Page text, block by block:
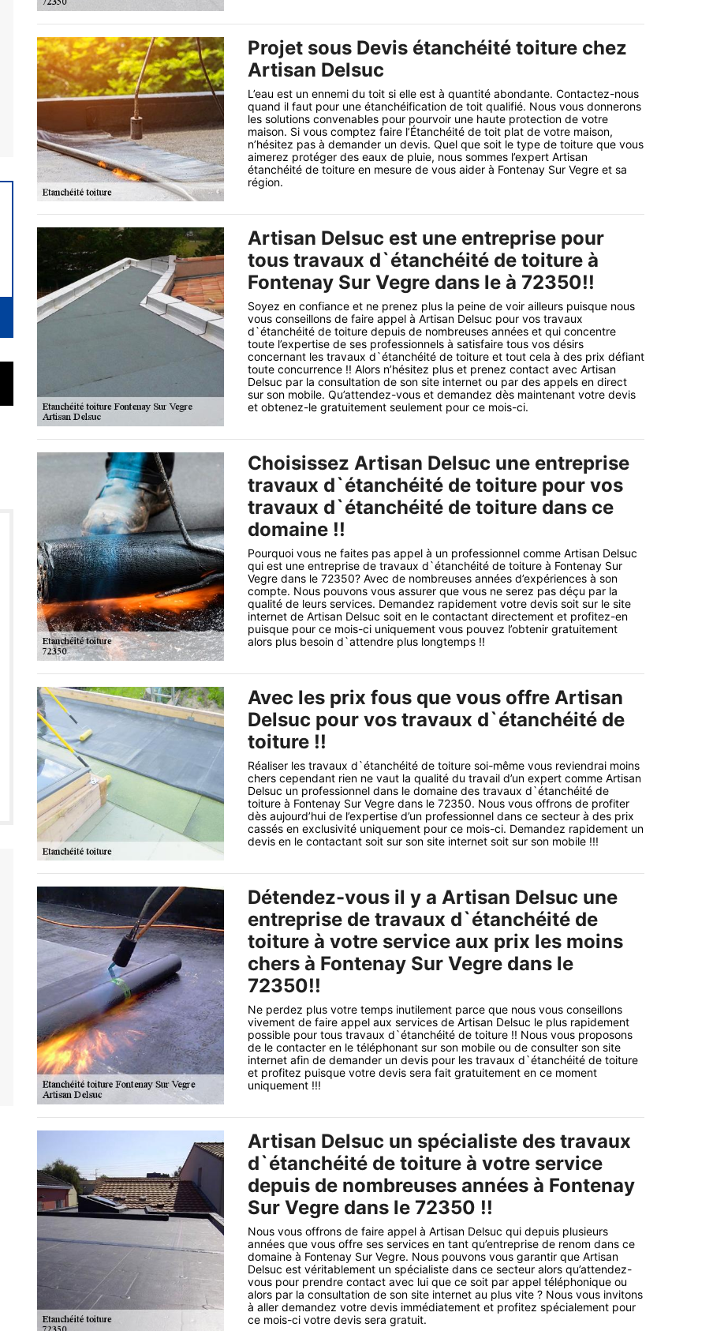
Projet sous Devis étanchéité toiture chez
Artisan Delsuc
L’eau est un ennemi du toit si elle est à quantité abondante. Contactez-nous
quand il faut pour une étanchéification de toit qualifié. Nous vous donnerons
les solutions convenables pour pourvoir une haute protection de votre
maison. Si vous comptez faire l’Étanchéité de toit plat de votre maison,
n’hésitez pas à demander un devis. Quel que soit le type de toiture que vous
aimerez protéger des eaux de pluie, nous sommes l’expert Artisan
étanchéité de toiture en mesure de vous aider à Fontenay Sur Vegre et sa
région.
Artisan Delsuc est une entreprise pour
tous travaux d`étanchéité de toiture à
Fontenay Sur Vegre dans le à 72350!!
Soyez en confiance et ne prenez plus la peine de voir ailleurs puisque nous
vous conseillons de faire appel à Artisan Delsuc pour vos travaux
d`étanchéité de toiture depuis de nombreuses années et qui concentre
toute l’expertise de ses professionnels à satisfaire tous vos désirs
concernant les travaux d`étanchéité de toiture et tout cela à des prix défiant
toute concurrence !! Alors n’hésitez plus et prenez contact avec Artisan
Delsuc par la consultation de son site internet ou par des appels en direct
sur son mobile. Qu’attendez-vous et demandez dès maintenant votre devis
et obtenez-le gratuitement seulement pour ce mois-ci.
Choisissez Artisan Delsuc une entreprise
travaux d`étanchéité de toiture pour vos
travaux d`étanchéité de toiture dans ce
domaine !!
Pourquoi vous ne faites pas appel à un professionnel comme Artisan Delsuc
qui est une entreprise de travaux d`étanchéité de toiture à Fontenay Sur
Vegre dans le 72350? Avec de nombreuses années d’expériences à son
compte. Nous pouvons vous assurer que vous ne serez pas déçu par la
qualité de leurs services. Demandez rapidement votre devis soit sur le site
internet de Artisan Delsuc soit en le contactant directement et profitez-en
puisque pour ce mois-ci uniquement vous pouvez l’obtenir gratuitement
alors plus besoin d`attendre plus longtemps !!
Avec les prix fous que vous offre Artisan
Delsuc pour vos travaux d`étanchéité de
toiture !!
Réaliser les travaux d`étanchéité de toiture soi-même vous reviendrai moins
chers cependant rien ne vaut la qualité du travail d’un expert comme Artisan
Delsuc un professionnel dans le domaine des travaux d`étanchéité de
toiture à Fontenay Sur Vegre dans le 72350. Nous vous offrons de profiter
dès aujourd’hui de l’expertise d’un professionnel dans ce secteur à des prix
cassés en exclusivité uniquement pour ce mois-ci. Demandez rapidement un
devis en le contactant soit sur son site internet soit sur son mobile !!!
Détendez-vous il y a Artisan Delsuc une
entreprise de travaux d`étanchéité de
toiture à votre service aux prix les moins
chers à Fontenay Sur Vegre dans le
72350!!
Ne perdez plus votre temps inutilement parce que nous vous conseillons
vivement de faire appel aux services de Artisan Delsuc le plus rapidement
possible pour tous travaux d`étanchéité de toiture !! Nous vous proposons
de le contacter en le téléphonant sur son mobile ou de consulter son site
internet afin de demander un devis pour les travaux d`étanchéité de toiture
et profitez puisque votre devis sera fait gratuitement en ce moment
uniquement !!!
Artisan Delsuc un spécialiste des travaux
d`étanchéité de toiture à votre service
depuis de nombreuses années à Fontenay
Sur Vegre dans le 72350 !!
Nous vous offrons de faire appel à Artisan Delsuc qui depuis plusieurs
années que vous offre ses services en tant qu’entreprise de renom dans ce
domaine à Fontenay Sur Vegre. Nous pouvons vous garantir que Artisan
Delsuc est véritablement un spécialiste dans ce secteur alors qu’attendez-
vous pour prendre contact avec lui que ce soit par appel téléphonique ou
alors par la consultation de son site internet au plus vite ? Nous vous invitons
à aller demandez votre devis immédiatement et profitez spécialement pour
ce mois-ci votre devis sera gratuit.